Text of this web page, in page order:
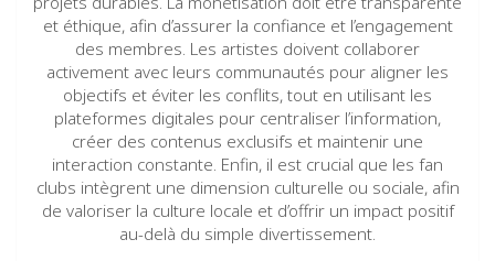
et éthique, afin d’assurer la confiance et l’engagement
des membres. Les artistes doivent collaborer
activement avec leurs communautés pour aligner les
objectifs et éviter les conflits, tout en utilisant les
plateformes digitales pour centraliser l’information,
créer des contenus exclusifs et maintenir une
interaction constante. Enfin, il est crucial que les fan
clubs intègrent une dimension culturelle ou sociale, afin
de valoriser la culture locale et d’offrir un impact positif
au-delà du simple divertissement.